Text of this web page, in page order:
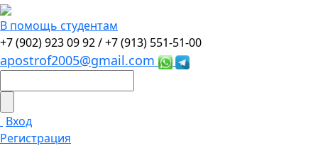
В помощь студентам
+7 (902) 923 09 92 /+7 (913) 551-51-00
apostrof2005@gmail.com
Вход
Регистрация